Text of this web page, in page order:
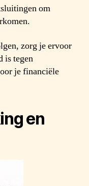
om
zorg je ervoor
is tegen
je financiële
en